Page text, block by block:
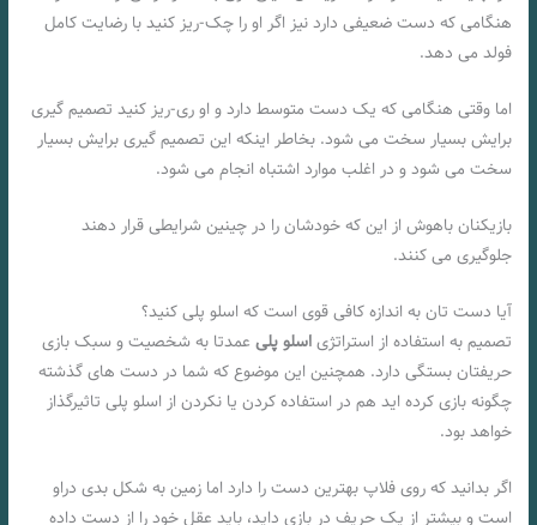
هنگامی که دست ضعیفی دارد نیز اگر او را چک-ریز کنید با رضایت کامل
فولد می دهد.
اما وقتی هنگامی که یک دست متوسط دارد و او ری-ریز کنید تصمیم گیری
برایش بسیار سخت می شود. بخاطر اینکه این تصمیم گیری برایش بسیار
سخت می شود و در اغلب موارد اشتباه انجام می شود.
بازیکنان باهوش از این که خودشان را در چینین شرایطی قرار دهند
جلوگیری می کنند.
آیا دست تان به اندازه کافی قوی است که اسلو پلی کنید؟
تصمیم به استفاده از استراتژیاسلو پلی عمدتا به شخصیت و سبک بازی
حریفتان بستگی دارد. همچنین این موضوع که شما در دست های گذشته
چگونه بازی کرده اید هم در استفاده کردن یا نکردن از اسلو پلی تاثیرگذاز
خواهد بود.
اگر بدانید که روی فلاپ بهترین دست را دارد اما زمین به شکل بدی دراو
است و بیشتر از یک حریف در بازی داید، باید عقل خود را از دست داده